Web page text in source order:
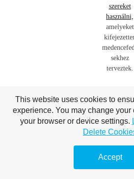
szereket
használni,
amelyeket
sekhez
terveztek.
RAN
ISMÉ
TELT
This website uses cookies to
experience. You may change
your browser or device settings.
Delete
Accept